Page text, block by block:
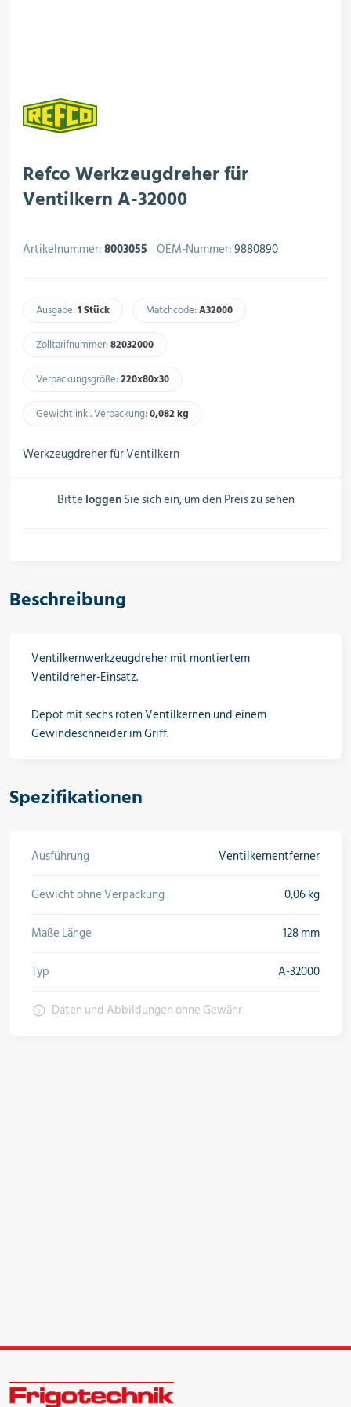
Schaltschränke
Installationsmaterial
Kältemittel & Technische Gase
Öle & Solen
Werkzeuge & Messgeräte
Angebote
Neu im Sortiment
Refco Werkzeugdreher für
Ventilkern A-32000
Artikelnummer:8003055 OEM-Nummer:9880890
Ausgabe:1 Stück Matchcode:A32000​
Zolltarifnummer:82032000​
Verpackungsgröße:220x80x30​
Gewicht inkl. Verpackung:0,082 kg​
Werkzeugdreher für Ventilkern
Bitte loggenSie sich ein, um den Preis zu sehen
Beschreibung
Ventilkernwerkzeugdreher mit montiertem
Ventildreher-Einsatz.
Depot mit sechs roten Ventilkernen und einem
Gewindeschneider im Griff.
Spezifikationen
Ausführung
Ventilkernentferner
Gewicht ohne Verpackung
0,06 kg
Maße Länge
128 mm
Typ
A-32000
Daten und Abbildungen ohne Gewähr